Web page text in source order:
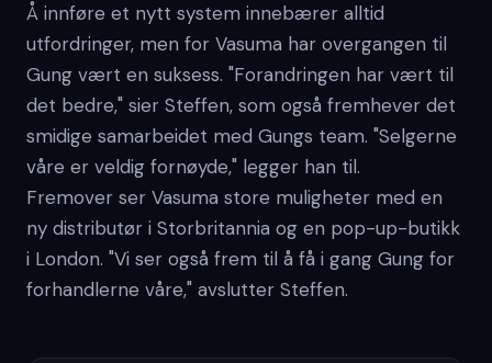
Å innføre et nytt system innebærer alltid
utfordringer, men for Vasuma har overgangen til
Gung vært en suksess. "Forandringen har vært til
det bedre," sier Steffen, som også fremhever det
smidige samarbeidet med Gungs team. "Selgerne
våre er veldig fornøyde," legger han til.
Fremover ser Vasuma store muligheter med en
ny distributør i Storbritannia og en pop-up-butikk
i London. "Vi ser også frem til å få i gang Gung for
forhandlerne våre," avslutter Steffen.